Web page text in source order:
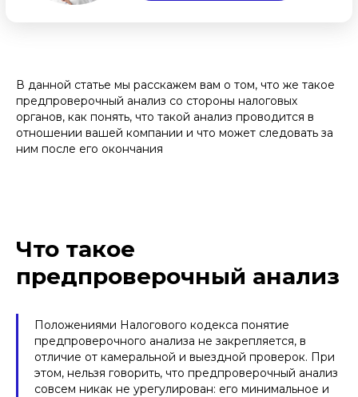
В данной статье мы расскажем вам о том, что же такое
предпроверочный анализ со стороны налоговых
органов, как понять, что такой анализ проводится в
отношении вашей компании и что может следовать за
ним после его окончания
Что такое
предпроверочный анализ
Положениями Налогового кодекса понятие
предпроверочного анализа не закрепляется, в
отличие от камеральной и выездной проверок. При
этом, нельзя говорить, что предпроверочный анализ
совсем никак не урегулирован: его минимальное и